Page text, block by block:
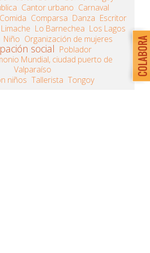
Cantor urbano Carnaval
Comida Comparsa Danza Escritor
Limache Lo Barnechea Los Lagos
Niño Organización de mujeres
social Poblador
Mundial, ciudad puerto de
Valparaíso
niños Tallerista Tongoy